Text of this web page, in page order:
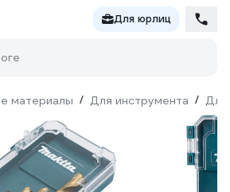
Для юрлиц
материалы / Для инструмента / Для